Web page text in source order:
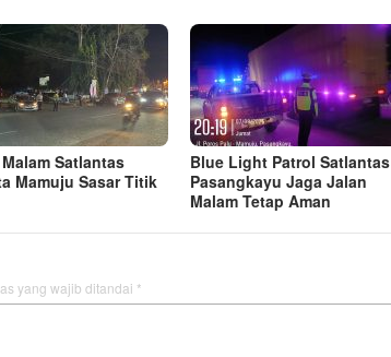
Satlantas
Mamuju Sasar Titik
Blue Light Patrol Satlantas
Pasangkayu Jaga Jalan
Malam Tetap Aman
yang wajib ditandai *